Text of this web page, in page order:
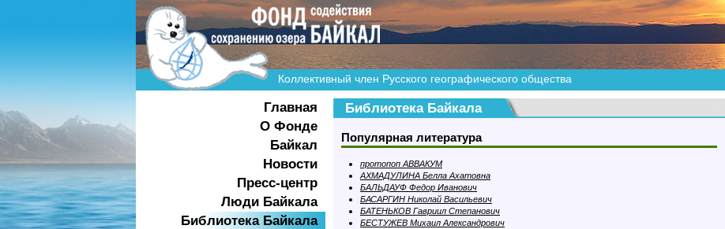
Коллективный член Русского географического общества
Главная
О Фонде
Байкал
Новости
Пресс-центр
Люди Байкала
Библиотека Байкала
Библиотека Байкала
Популярная литература
протопоп АВВАКУМ
АХМАДУЛИНА Белла Ахатовна
БАЛЬДАУФ Федор Иванович
БАСАРГИН Николай Васильевич
БАТЕНЬКОВ Гавриил Степанович
БЕСТУЖЕВ Михаил Александрович